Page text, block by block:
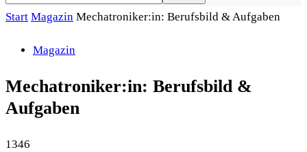
Start Magazin Mechatroniker:in: Berufsbild & Aufgaben
Magazin
Mechatroniker:in: Berufsbild &
Aufgaben
1346